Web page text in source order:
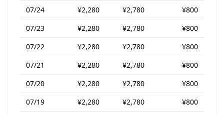
07/24
¥2,280 ¥2,780
¥800
07/23
¥2,280 ¥2,780
¥800
07/22
¥2,280 ¥2,780
¥800
07/21
¥2,280 ¥2,780
¥800
07/20
¥2,280 ¥2,780
¥800
07/19
¥2,280 ¥2,780
¥800